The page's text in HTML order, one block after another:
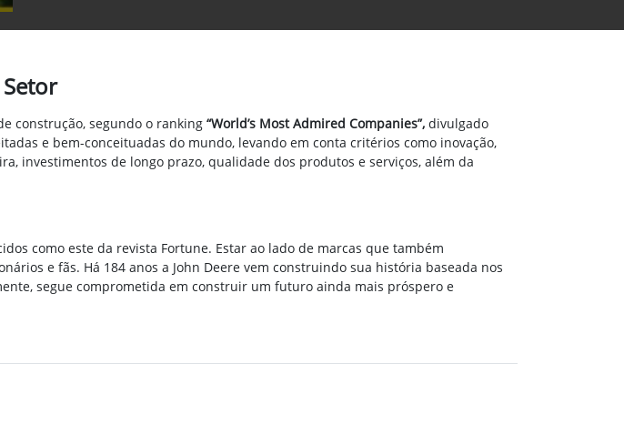
construção, segundo o ranking “World’s Most Admired Companies”, divulgado
e bem-conceituadas do mundo, levando em conta critérios como inovação,
investimentos de longo prazo, qualidade dos produtos e serviços, além da
como este da revista Fortune. Estar ao lado de marcas que também
e fãs. Há 184 anos a John Deere vem construindo sua história baseada nos
segue comprometida em construir um futuro ainda mais próspero e